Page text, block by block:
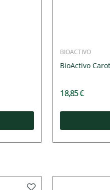
BIOACTIVO
BioActivo
18,85 €